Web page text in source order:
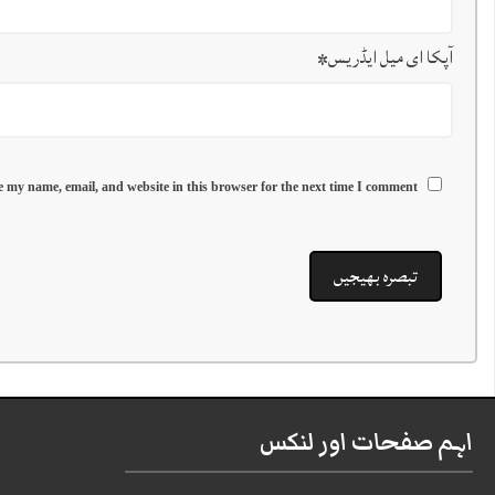
آپکا ای میل ایڈریس*
my name, email, and website in this browser for the next time I comment.
اہم صفحات اور لنکس